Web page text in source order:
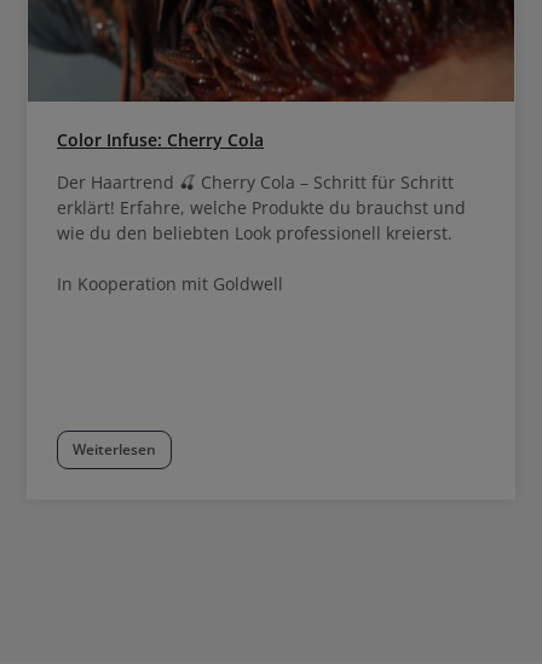
Color Infuse: Cherry Cola
Der Haartrend 🍒 Cherry Cola – Schritt für Schritt
erklärt! Erfahre, welche Produkte du brauchst und
wie du den beliebten Look professionell kreierst.
In Kooperation mit Goldwell
Weiterlesen